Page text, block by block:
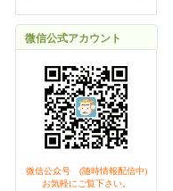
微信公式アカウント
微信公众号 (随時情報配信中)
お気軽にご覧下さい。